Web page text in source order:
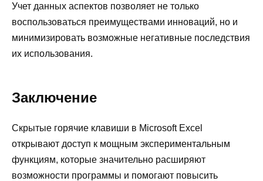
Учет данных аспектов позволяет не только
воспользоваться преимуществами инноваций, но и
минимизировать возможные негативные последствия
их использования.
Заключение
Скрытые горячие клавиши в Microsoft Excel
открывают доступ к мощным экспериментальным
функциям, которые значительно расширяют
возможности программы и помогают повысить